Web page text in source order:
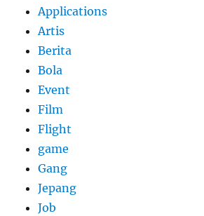
Applications
Artis
Berita
Bola
Event
Film
Flight
game
Gang
Jepang
Job